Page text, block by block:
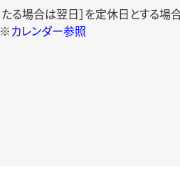
る場合は翌日］を定休日とする場
※カレンダー参照